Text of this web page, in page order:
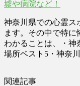
墟や病院など！
神奈川県での心霊ス
ます。その中で特
わかることは、・神
場所ベスト5・神奈
関連記事